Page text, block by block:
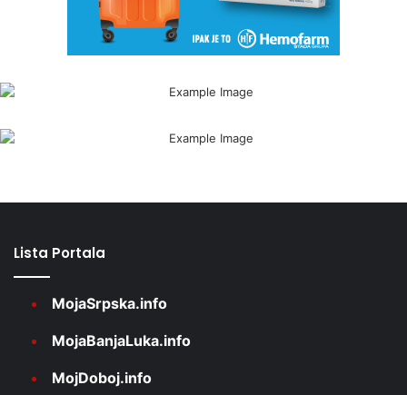
Lista Portala
MojaSrpska.info
MojaBanjaLuka.info
MojDoboj.info